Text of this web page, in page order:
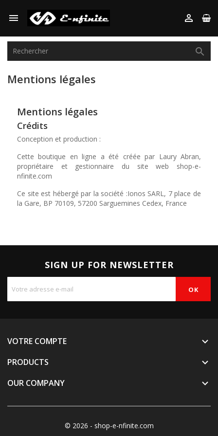
 

Mentions légales
Mentions légales
Crédits
Conception et production :
Cette boutique en ligne a été créée par Laury Abran,
propriétaire et gestionnaire du site web shop-e-
nfinite.com
Ce site est hébergé par la société :Ionos SARL, 7 place de
la Gare, BP 70109, 57200 Sarguemines Cedex, France
SIGN UP FOR NEWSLETTER
VOTRE COMPTE 
PRODUCTS 
OUR COMPANY 
© 2026 - shop-e-nfinite.com